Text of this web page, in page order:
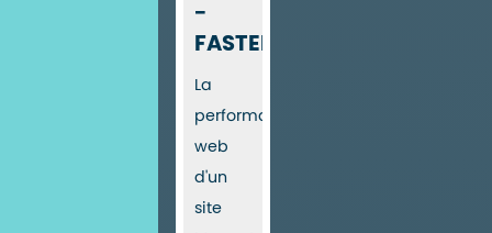
-
FASTERIZE
La
performance
web
d'un
site